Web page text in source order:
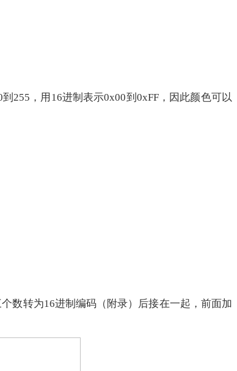
255，用16进制表示0x00到0xFF，因此颜色可以
数转为16进制编码（附录）后接在一起，前面加